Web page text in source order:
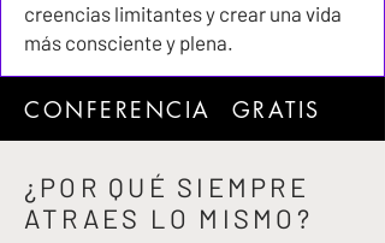
creencias limitantes y crear una vida
más consciente y plena.
CONFERENCIA GRATIS
¿POR QUÉ SIEMPRE
ATRAES LO MISMO?